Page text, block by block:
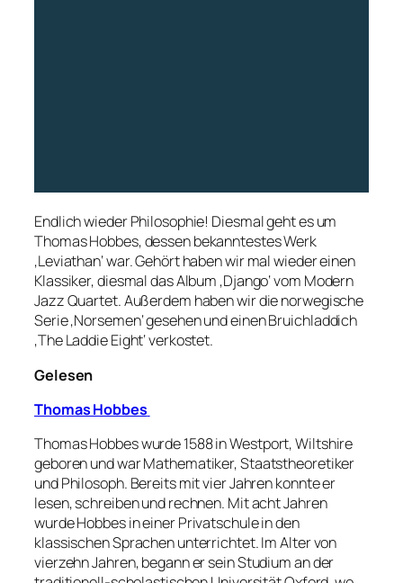
Endlich wieder Philosophie! Diesmal geht es um
Thomas Hobbes, dessen bekanntestes Werk
‚Leviathan‘ war. Gehört haben wir mal wieder einen
Klassiker, diesmal das Album ‚Django‘ vom Modern
Jazz Quartet. Außerdem haben wir die norwegische
Serie ‚Norsemen‘ gesehen und einen Bruichladdich
‚The Laddie Eight‘ verkostet.
Gelesen
Thomas Hobbes
Thomas Hobbes wurde 1588 in Westport, Wiltshire
geboren und war Mathematiker, Staatstheoretiker
und Philosoph. Bereits mit vier Jahren konnte er
lesen, schreiben und rechnen. Mit acht Jahren
wurde Hobbes in einer Privatschule in den
klassischen Sprachen unterrichtet. Im Alter von
vierzehn Jahren, begann er sein Studium an der